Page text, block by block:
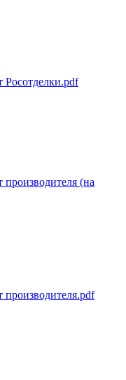
Росотделки.pdf
(на
производителя.pdf